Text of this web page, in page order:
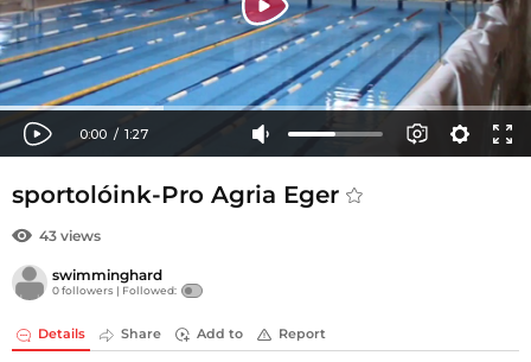
sportolóink-Pro Agria Eger
43 views
swimminghard
0 followers | Followed:
Details Share Add to Report